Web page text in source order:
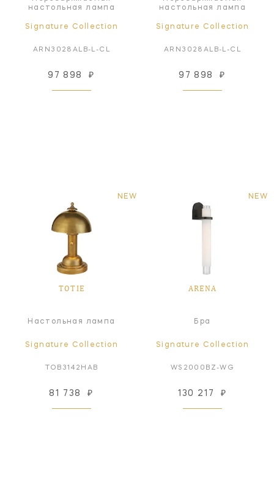
настольная лампа
Signature Collection
ARN3028ALB-L-CL
97 898 ₽
настольная лампа
Signature Collection
ARN3028ALB-L-CL
97 898 ₽
NEW
TOTIE
Настольная лампа
Signature Collection
TOB3142HAB
81 738 ₽
NEW
ARENA
Бра
Signature Collection
WS2000BZ-WG
130 217 ₽